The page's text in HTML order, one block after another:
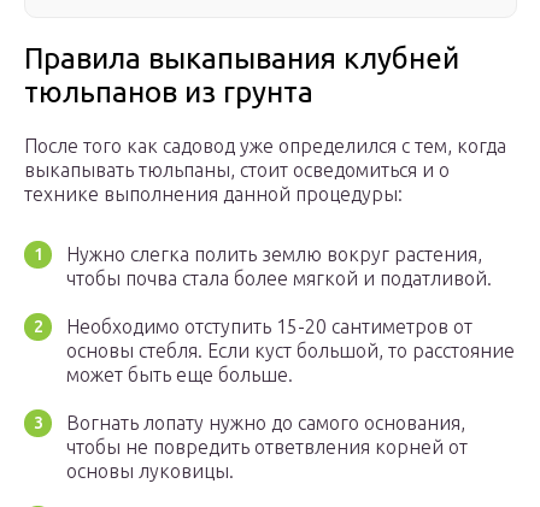
Правила выкапывания клубней
тюльпанов из грунта
После того как садовод уже определился с тем, когда
выкапывать тюльпаны, стоит осведомиться и о
технике выполнения данной процедуры:
Нужно слегка полить землю вокруг растения,
чтобы почва стала более мягкой и податливой.
Необходимо отступить 15-20 сантиметров от
основы стебля. Если куст большой, то расстояние
может быть еще больше.
Вогнать лопату нужно до самого основания,
чтобы не повредить ответвления корней от
основы луковицы.